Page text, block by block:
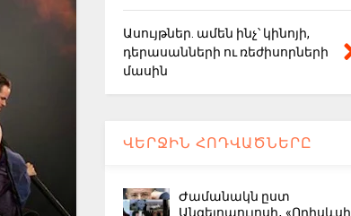
Ասույթներ. ամեն ինչ՝ կինոյի,
դերասանների ու ռեժիսորների
մասին
ՎԵՐՋԻՆ ՀՈԴՎԱԾՆԵՐԸ
Ժամանակն ըստ
Անգելոպուլոսի․ «Ոդիսևսի